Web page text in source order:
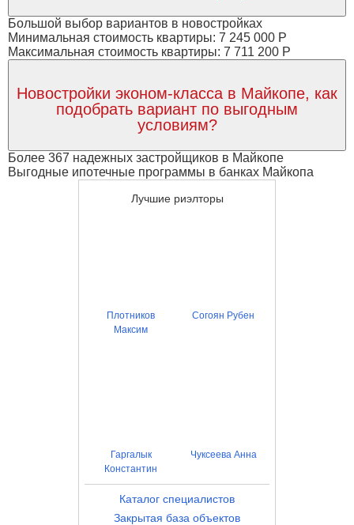
Большой выбор вариантов в новостройках
Минимальная стоимость квартиры: 7 245 000 Р
Максимальная стоимость квартиры: 7 711 200 Р
Новостройки эконом-класса в Майкопе, как
подобрать вариант по выгодным
условиям?
Более 367 надежных застройщиков в Майкопе
Выгодные ипотечные программы в банках Майкопа
Лучшие риэлторы
Плотников
Максим
Согоян Рубен
Гаргалык
Константин
Чуксеева Анна
Каталог специалистов
Закрытая база объектов